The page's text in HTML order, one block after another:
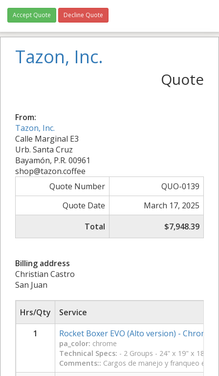
Accept Quote Decline Quote
Tazon, Inc.
Quote
From:
Tazon, Inc.
Calle Marginal E3
Urb. Santa Cruz
Bayamón, P.R. 00961
shop@tazon.coffee
Quote Number
QUO-0139
Quote Date
March 17, 2025
Total
$7,948.39
Billing address
Christian Castro
San Juan
Hrs/Qty
Service
1
Rocket Boxer EVO (Alto version) - Chrome
pa_color: chrome
Technical Specs: - 2 Groups - 24" x 19" x 18"
Comments:: Cargos de manejo y franqueo e